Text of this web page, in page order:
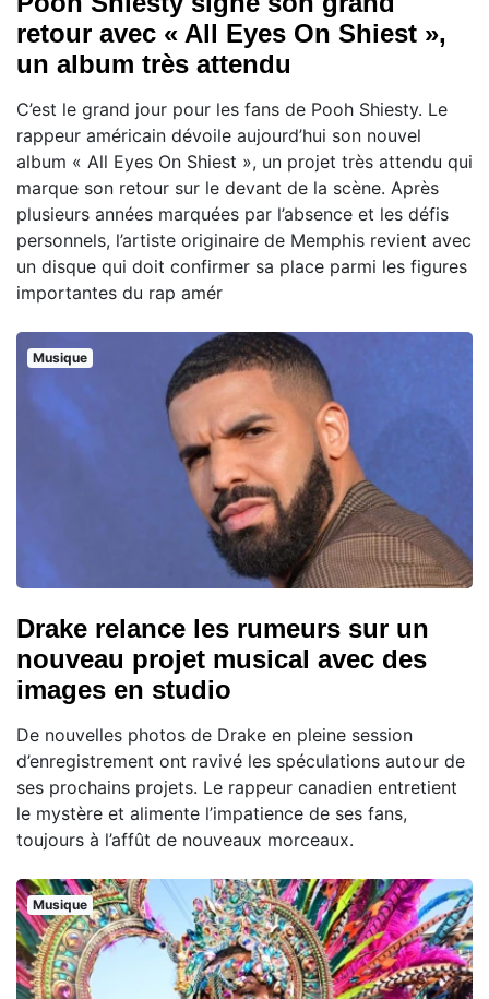
retour avec « All Eyes On Shiest »,
un album très attendu
C’est le grand jour pour les fans de Pooh Shiesty. Le
rappeur américain dévoile aujourd’hui son nouvel
album « All Eyes On Shiest », un projet très attendu qui
marque son retour sur le devant de la scène. Après
plusieurs années marquées par l’absence et les défis
personnels, l’artiste originaire de Memphis revient avec
un disque qui doit confirmer sa place parmi les figures
importantes du rap amér
Musique
Drake relance les rumeurs sur un
nouveau projet musical avec des
images en studio
De nouvelles photos de Drake en pleine session
d’enregistrement ont ravivé les spéculations autour de
ses prochains projets. Le rappeur canadien entretient
le mystère et alimente l’impatience de ses fans,
toujours à l’affût de nouveaux morceaux.
Musique